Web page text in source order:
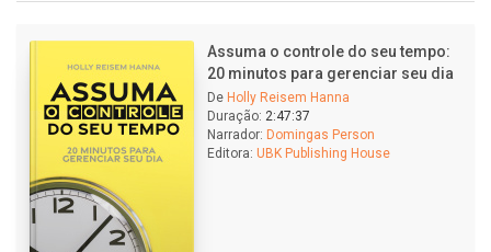
Assuma o controle do seu tempo:
20 minutos para gerenciar seu dia
De Holly Reisem Hanna
Duração: 2:47:37
Narrador: Domingas Person
Editora: UBK Publishing House